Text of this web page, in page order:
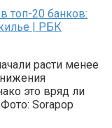
топ-20 банков:
| РБК
расти менее
это вряд ли
Sorapop